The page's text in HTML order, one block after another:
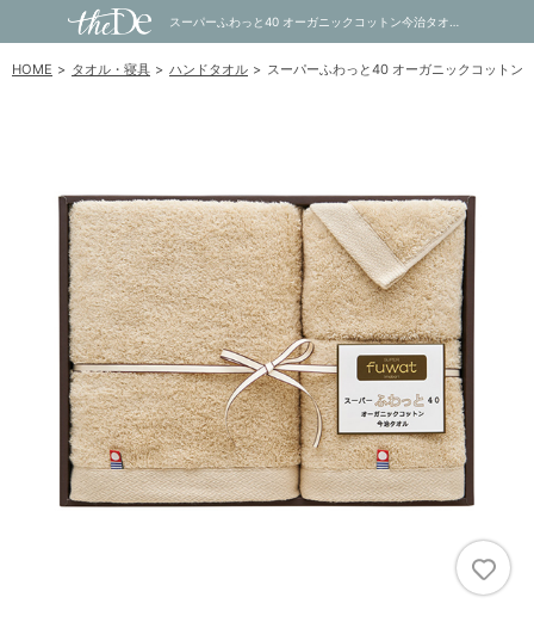
HOME タオル・寝具 ハンドタオル スーパーふわっと40 オーガニックコットン